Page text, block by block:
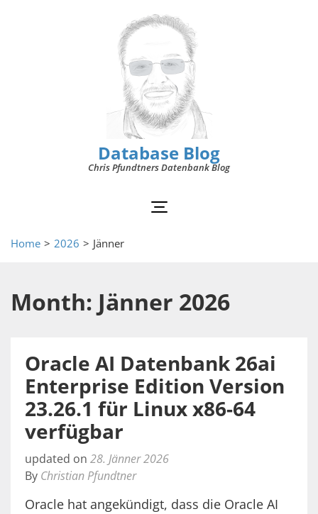
Database Blog
Chris Pfundtners Datenbank Blog
Home > 2026 > Jänner
Month: Jänner 2026
Oracle AI Datenbank 26ai
Enterprise Edition Version
23.26.1 für Linux x86-64
verfügbar
updated on 28. Jänner 2026
By Christian Pfundtner
Oracle hat angekündigt, dass die Oracle AI